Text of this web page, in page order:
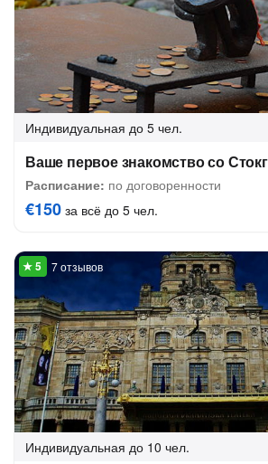
Индивидуальная до 5 чел.
Ваше первое знакомство со
Расписание: по договоренности
€150 за всё до 5 чел.
7 отзывов
Индивидуальная до 10 чел.